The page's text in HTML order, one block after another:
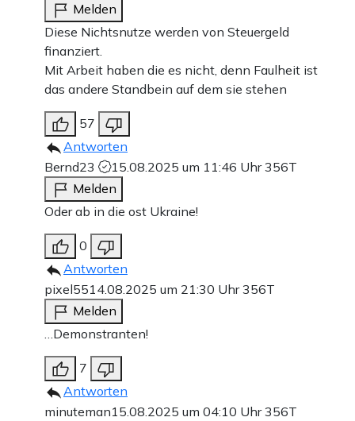
Melden
Diese Nichtsnutze werden von Steuergeld
finanziert.
Mit Arbeit haben die es nicht, denn Faulheit ist
das andere Standbein auf dem sie stehen
57
Antworten
Bernd23
15.08.2025 um 11:46 Uhr356T
Melden
Oder ab in die ost Ukraine!
0
Antworten
pixel5514.08.2025 um 21:30 Uhr356T
Melden
…Demonstranten!
7
Antworten
minuteman15.08.2025 um 04:10 Uhr356T